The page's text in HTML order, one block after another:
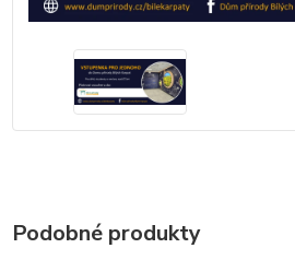
Podobné produkty